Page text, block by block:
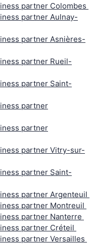
partner Colombes
partner Aulnay-
partner Asnières-
partner Rueil-
partner Saint-
partner
partner
partner Vitry-sur-
partner Saint-
partner Argenteuil
partner Montreuil
partner Nanterre
partner Créteil
partner Versailles